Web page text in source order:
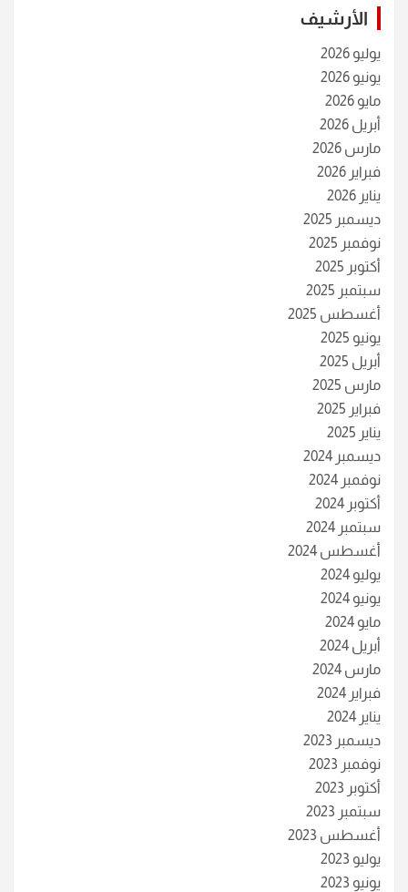
الأرشيف
يوليو 2026
يونيو 2026
مايو 2026
أبريل 2026
مارس 2026
فبراير 2026
يناير 2026
ديسمبر 2025
نوفمبر 2025
أكتوبر 2025
سبتمبر 2025
أغسطس 2025
يونيو 2025
أبريل 2025
مارس 2025
فبراير 2025
يناير 2025
ديسمبر 2024
نوفمبر 2024
أكتوبر 2024
سبتمبر 2024
أغسطس 2024
يوليو 2024
يونيو 2024
مايو 2024
أبريل 2024
مارس 2024
فبراير 2024
يناير 2024
ديسمبر 2023
نوفمبر 2023
أكتوبر 2023
سبتمبر 2023
أغسطس 2023
يوليو 2023
يونيو 2023